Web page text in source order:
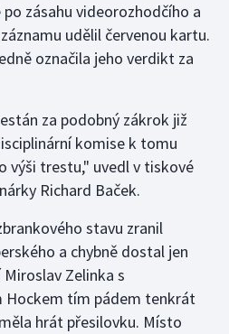
zásahu videorozhodčího a
udělil červenou kartu.
označila jeho verdikt za
za podobný zákrok již
komise k tomu
výši trestu," uvedl v tiskové
Richard Baček.
stavu zranil
a chybně dostal jen
Zelinka s
Hockem tím pádem tenkrát
hrát přesilovku. Místo